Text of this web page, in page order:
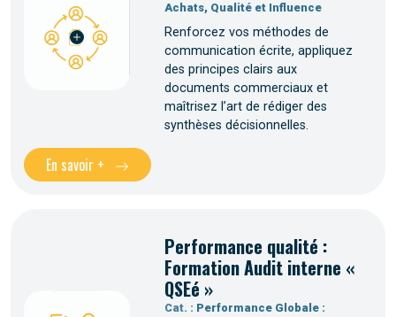
Achats, Qualité et Influence
Renforcez vos méthodes de
communication écrite, appliquez
des principes clairs aux
documents commerciaux et
maîtrisez l’art de rédiger des
synthèses décisionnelles.
En savoir +
Performance qualité :
Formation Audit interne «
QSEé »
Cat. : Performance Globale :